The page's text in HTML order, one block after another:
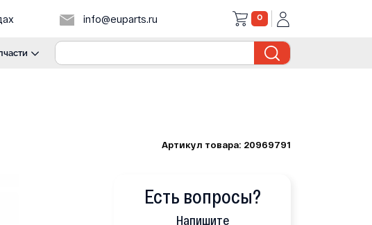
info@euparts.ru 0
Артикул товара: 20969791
Есть вопросы?
Напишите